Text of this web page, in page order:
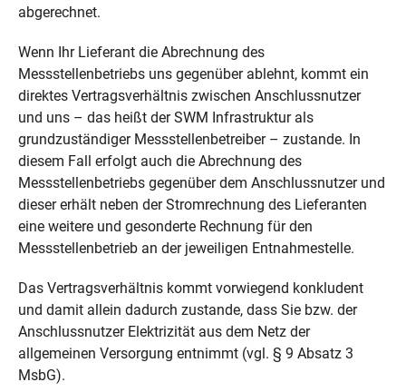
abgerechnet.
Wenn Ihr Lieferant die Abrechnung des
Messstellenbetriebs uns gegenüber ablehnt, kommt ein
direktes Vertragsverhältnis zwischen Anschlussnutzer
und uns – das heißt der SWM Infrastruktur als
grundzuständiger Messstellenbetreiber – zustande. In
diesem Fall erfolgt auch die Abrechnung des
Messstellenbetriebs gegenüber dem Anschlussnutzer und
dieser erhält neben der Stromrechnung des Lieferanten
eine weitere und gesonderte Rechnung für den
Messstellenbetrieb an der jeweiligen Entnahmestelle.
Das Vertragsverhältnis kommt vorwiegend konkludent
und damit allein dadurch zustande, dass Sie bzw. der
Anschlussnutzer Elektrizität aus dem Netz der
allgemeinen Versorgung entnimmt (vgl. § 9 Absatz 3
MsbG).